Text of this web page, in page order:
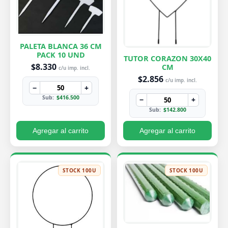
PALETA BLANCA 36 CM
PACK 10 UND
$8.330 c/u imp. incl.
− +
Sub: $416.500
Agregar al carrito
TUTOR CORAZON 30X40
CM
$2.856 c/u imp. incl.
− +
Sub: $142.800
Agregar al carrito
STOCK 100U STOCK 100U